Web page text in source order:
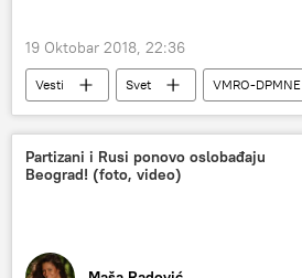
19 Oktobar 2018, 22:36
Vesti Svet
VMRO-DPMNE
Sobranje
Severna Makedonija
Region
referendum
Partizani i Rusi ponovo oslobađaju
Beograd! (foto, video)